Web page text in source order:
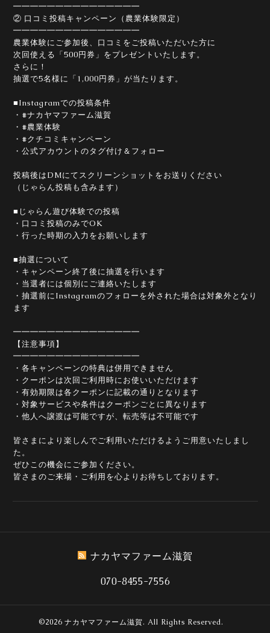
━━━━━━━━━━━━━━━
② 口コミ投稿キャンペーン（農業体験限定）
━━━━━━━━━━━━━━━
農業体験にご参加後、口コミをご投稿いただいた方に
次回使える「500円券」をプレゼントいたします。
さらに！
抽選で5名様に「1,000円券」が当たります。
■Instagramでの投稿条件
・#ナカヤマファーム滋賀
・#農業体験
・#クチコミキャンペーン
・公式アカウントのタグ付け＆フォロー
投稿後はDMにてスクリーンショットをお送りください
（じゃらん投稿も含みます）
■じゃらん遊び体験での投稿
・口コミ投稿のみでOK
・行った時期の入力をお願いします
■抽選について
・キャンペーン終了後に抽選を行います
・当選者には個別にご連絡いたします
・抽選前にInstagramのフォローを外された場合は対象外となり
ます
━━━━━━━━━━━━━━━
【注意事項】
━━━━━━━━━━━━━━━
・各キャンペーンの特典は併用できません
・クーポンは次回ご利用時にお使いいただけます
・有効期限は各クーポンに記載の通りとなります
・対象サービスや条件はクーポンごとに異なります
・他人へ譲渡は可能ですが、転売等は不可能です
皆さまにより楽しんでご利用いただけるようご用意いたしまし
た。
ぜひこの機会にご参加ください。
皆さまのご来場・ご利用を心よりお待ちしております。
ナカヤマファーム滋賀
070-8455-7556
©2026 ナカヤマファーム滋賀. All Rights Reserved.